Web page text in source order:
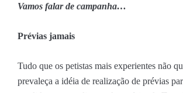
Vamos falar de campanha…
Prévias jamais
Tudo que os petistas mais experientes não
prevaleça a idéia de realização de prévias